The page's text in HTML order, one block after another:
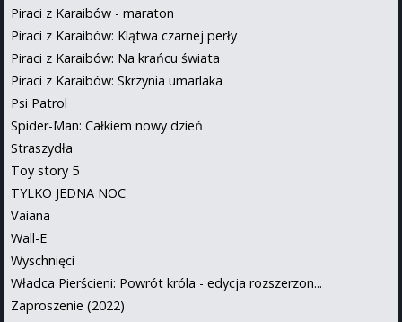
Piraci z Karaibów - maraton
Piraci z Karaibów: Klątwa czarnej perły
Piraci z Karaibów: Na krańcu świata
Piraci z Karaibów: Skrzynia umarlaka
Psi Patrol
Spider-Man: Całkiem nowy dzień
Straszydła
Toy story 5
TYLKO JEDNA NOC
Vaiana
Wall-E
Wyschnięci
Władca Pierścieni: Powrót króla - edycja rozszerzon...
Zaproszenie (2022)